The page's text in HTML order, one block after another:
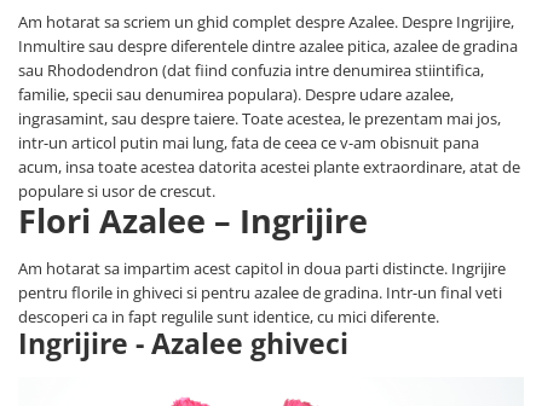
Bulbi de Tigridia
Bulbi de Zambile
Bulbi de Zantedeschia
Bulbi Sparaxis
Mixuri de Bulbi
Seminte de Flori
Seminte de Ierburi
Am hotarat sa scriem un ghid complet despre Azalee. Despre Ingrijire,
Inmultire sau despre diferentele dintre azalee pitica, azalee de gradina
sau Rhododendron (dat fiind confuzia intre denumirea stiintifica,
familie, specii sau denumirea populara). Despre udare azalee,
ingrasamint, sau despre taiere. Toate acestea, le prezentam mai jos,
intr-un articol putin mai lung, fata de ceea ce v-am obisnuit pana
acum, insa toate acestea datorita acestei plante extraordinare, atat de
populare si usor de crescut.
Flori Azalee – Ingrijire
Am hotarat sa impartim acest capitol in doua parti distincte. Ingrijire
pentru florile in ghiveci si pentru azalee de gradina. Intr-un final veti
descoperi ca in fapt regulile sunt identice, cu mici diferente.
Ingrijire - Azalee ghiveci